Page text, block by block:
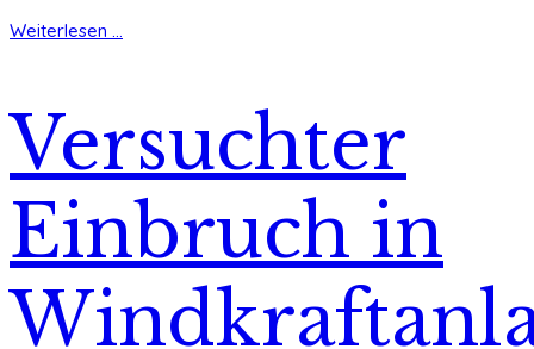
Weiterlesen ...
Versuchter
Einbruch in